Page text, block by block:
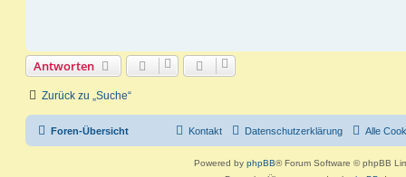
Antworten
Zurück zu „Suche“
Foren-Übersicht Alle
Datenschutzerklärung
Kontakt
Powered by phpBB® Forum Software © phpBB